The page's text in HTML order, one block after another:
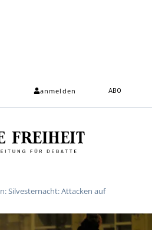
anmelden ABO
Silvesternacht: Attacken auf